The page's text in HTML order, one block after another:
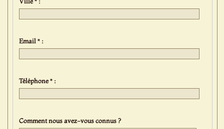
Email * :
Téléphone * :
Comment nous avez-vous connus ?